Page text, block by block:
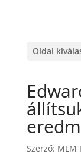
Oldal
Szerző: MLM